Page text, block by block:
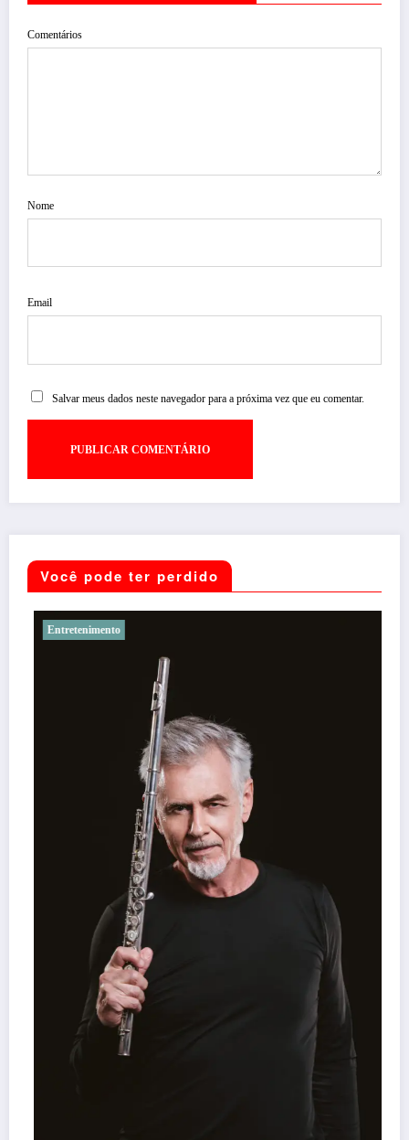
Comentários
Nome
Email
Salvar meus dados neste navegador para a próxima vez que eu comentar.
Você pode ter perdido
Entretenimento